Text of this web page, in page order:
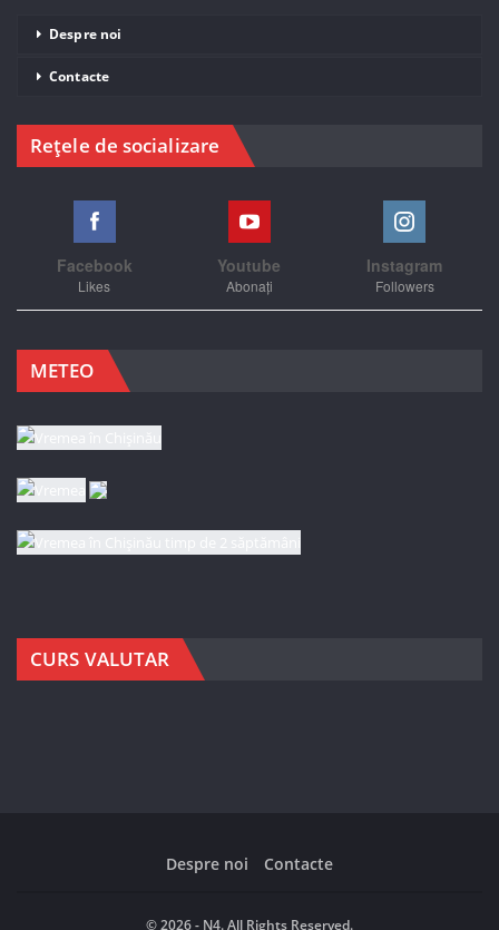
Despre noi
Contacte
Rețele de socializare
Facebook
Likes
Youtube
Abonați
Instagram
Followers
METEO
CURS VALUTAR
Despre noi Contacte
© 2026 - N4. All Rights Reserved.